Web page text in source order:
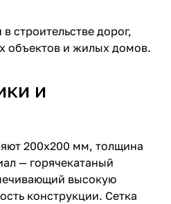
строительстве дорог,
объектов и жилых домов.
и
200х200 мм, толщина
— горячекатаный
высокую
конструкции. Сетка